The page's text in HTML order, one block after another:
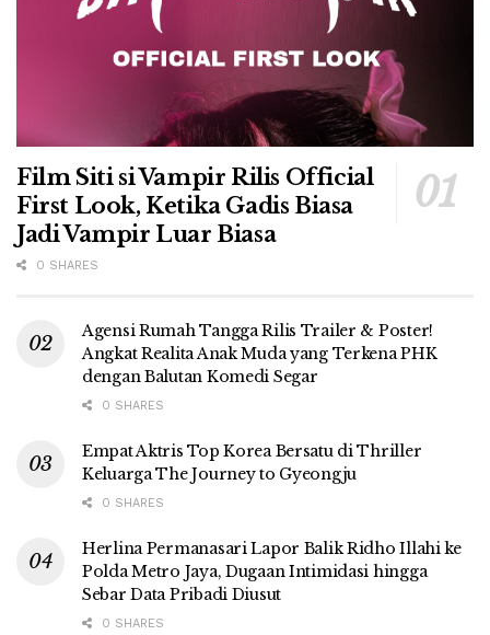
Film Siti si Vampir Rilis Official
First Look, Ketika Gadis Biasa
Jadi Vampir Luar Biasa
0 SHARES
Agensi Rumah Tangga Rilis Trailer & Poster!
Angkat Realita Anak Muda yang Terkena PHK
dengan Balutan Komedi Segar
0 SHARES
Empat Aktris Top Korea Bersatu di Thriller
Keluarga The Journey to Gyeongju
0 SHARES
Herlina Permanasari Lapor Balik Ridho Illahi ke
Polda Metro Jaya, Dugaan Intimidasi hingga
Sebar Data Pribadi Diusut
0 SHARES